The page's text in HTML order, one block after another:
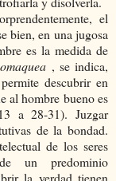
el
bien, en una jugosa
es la medida de
, se indica,
descubrir en
al hombre bueno es
a 28-31). Juzgar
de la bondad.
de los seres
un predominio
la verdad tienen